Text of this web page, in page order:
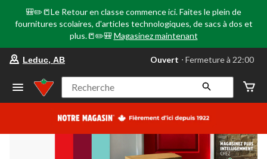
🎒✏️📒Le Retour en classe commence ici. Faites le plein de
fournitures scolaires, d'articles technologiques, de sacs à dos et
plus.📒✏️🎒 Magasinez maintenant
votre
préféré
Leduc,
AB,
courament
Fermeture
à
Leduc, AB Ouvert ⋅ Fermeture à 22:00
Recherche